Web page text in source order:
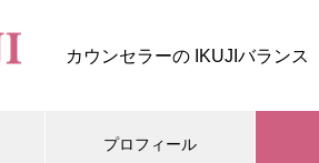
カウンセラーの IKUJIバランス
プロフィール